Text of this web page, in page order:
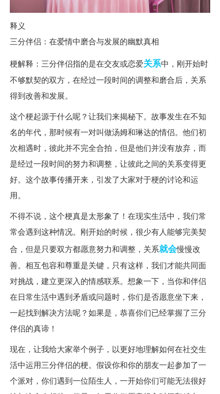
释义
三分伴侣：在爱情中磨合与发展的幽默真相
梗解释：三分伴侣指的是在交友或恋爱关系中，刚开始时
不够默契的双方，在经过一段时间的调整和磨合后，关系
得到改善和发展。
这个梗起源于什么呢？让我们来揭秘下。故事发生在不知
名的年代，那时候有一对叫做汤姆和琳达的情侣。他们初
次相遇时，彼此并不完全合拍，但是他们并没有放弃，而
是经过一段时间的努力和调整，让彼此之间的关系变得更
好。这个故事传播开来，引发了大家对于梗的讨论和运
用。
不得不说，这个梗真是太形象了！在现实生活中，我们常
常会遇到这种情况。刚开始的时候，很少有人能够完美契
合，但是只要双方都愿意努力和调整，关系就会慢慢改
善。相互包容和尊重是关键，只有这样，我们才能共同面
对挑战，建立更深入的情感联系。想象一下，当你和伴侣
在日常生活中遇到矛盾或问题时，你们是否愿意坐下来，
一起找到解决方法呢？如果是，恭喜你们已经掌握了三分
伴侣的真谛！
现在，让我给大家举个例子，以更好地理解如何在社交生
活中运用三分伴侣的梗。假设你和你的朋友一起参加了一
个派对，你们遇到一位陌生人，一开始你们可能无法很好